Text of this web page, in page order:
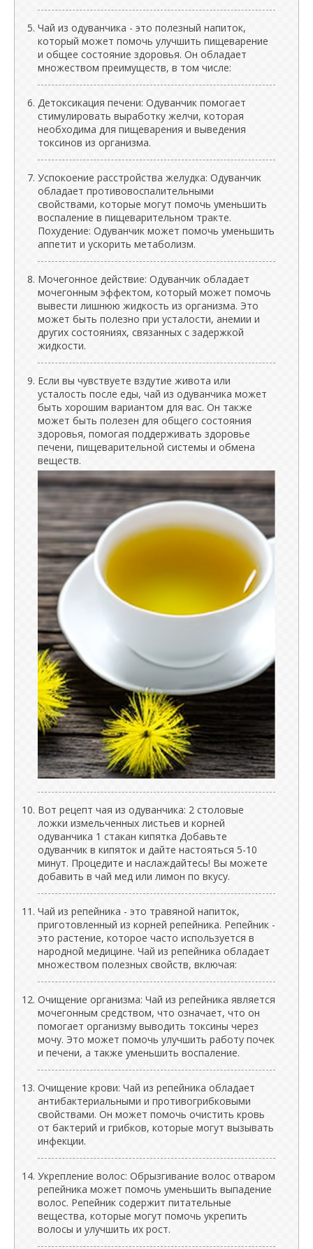
Чай из одуванчика - это полезный напиток,
который может помочь улучшить пищеварение
и общее состояние здоровья. Он обладает
множеством преимуществ, в том числе:
Детоксикация печени: Одуванчик помогает
стимулировать выработку желчи, которая
необходима для пищеварения и выведения
токсинов из организма.
Успокоение расстройства желудка: Одуванчик
обладает противовоспалительными
свойствами, которые могут помочь уменьшить
воспаление в пищеварительном тракте.
Похудение: Одуванчик может помочь уменьшить
аппетит и ускорить метаболизм.
Мочегонное действие: Одуванчик обладает
мочегонным эффектом, который может помочь
вывести лишнюю жидкость из организма. Это
может быть полезно при усталости, анемии и
других состояниях, связанных с задержкой
жидкости.
Если вы чувствуете вздутие живота или
усталость после еды, чай из одуванчика может
быть хорошим вариантом для вас. Он также
может быть полезен для общего состояния
здоровья, помогая поддерживать здоровье
печени, пищеварительной системы и обмена
веществ.
Вот рецепт чая из одуванчика: 2 столовые
ложки измельченных листьев и корней
одуванчика 1 стакан кипятка Добавьте
одуванчик в кипяток и дайте настояться 5-10
минут. Процедите и наслаждайтесь! Вы можете
добавить в чай мед или лимон по вкусу.
Чай из репейника - это травяной напиток,
приготовленный из корней репейника. Репейник -
это растение, которое часто используется в
народной медицине. Чай из репейника обладает
множеством полезных свойств, включая:
Очищение организма: Чай из репейника является
мочегонным средством, что означает, что он
помогает организму выводить токсины через
мочу. Это может помочь улучшить работу почек
и печени, а также уменьшить воспаление.
Очищение крови: Чай из репейника обладает
антибактериальными и противогрибковыми
свойствами. Он может помочь очистить кровь
от бактерий и грибков, которые могут вызывать
инфекции.
Укрепление волос: Обрызгивание волос отваром
репейника может помочь уменьшить выпадение
волос. Репейник содержит питательные
вещества, которые могут помочь укрепить
волосы и улучшить их рост.